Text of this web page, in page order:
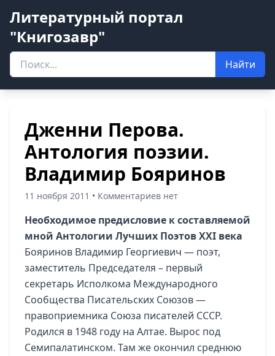
Литературный портал
"Книгозавр"
Найти
Дженни Перова.
Антология поэзии.
Владимир Бояринов
11 ноября 2011 • Комментариев нет
Необходимое предисловие к составляемой
мной Антологии Лучших Поэтов XXI века
Бояринов Владимир Георгиевич — поэт,
заместитель Председателя – первый
секретарь Исполкома Международного
Сообщества Писательских Союзов —
правоприемника Союза писателей СССР.
Родился в 1948 году на Алтае. Вырос под
Семипалатинском. Там же окончил среднюю